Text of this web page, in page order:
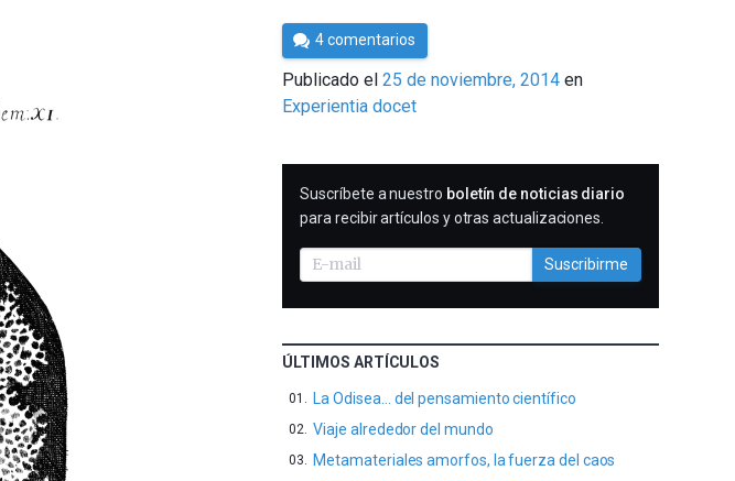
Por
César
Tomé
4 comentarios
Publicado el25 de noviembre, 2014 en
Experientia docet
SUSCRIBIRME
Suscríbete a nuestro boletín de noticias diario
para recibir artículos y otras actualizaciones.
Suscribirme
ÚLTIMOS ARTÍCULOS
La Odisea… del pensamiento científico
Viaje alrededor del mundo
Metamateriales amorfos, la fuerza del caos